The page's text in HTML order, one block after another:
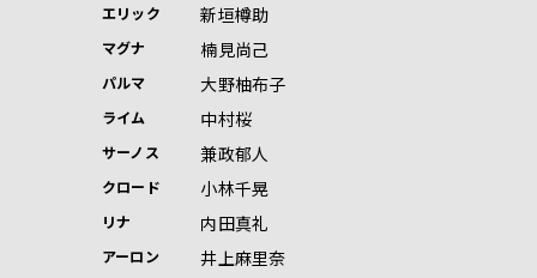
エリック 新垣樽助
マグナ 楠見尚己
パルマ 大野柚布子
ライム 中村桜
サーノス 兼政郁人
クロード 小林千晃
リナ 内田真礼
アーロン 井上麻里奈